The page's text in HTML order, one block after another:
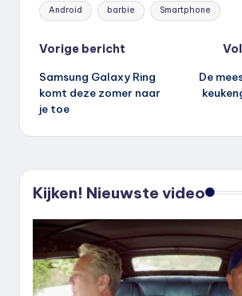
Tags:
Android barbie Smartphone
Bericht
navigatie
Vorige bericht
Samsung Galaxy Ring
komt deze zomer naar
je toe
De
Kijken! Nieuwste video